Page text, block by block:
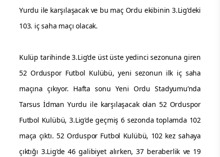
Yurdu ile karşılaşacak ve bu maç Ordu ekibinin 3.Lig’deki
103. iç saha maçı olacak.
Kulüp tarihinde 3.Lig’de üst üste yedinci sezonuna giren
52 Orduspor Futbol Kulübü, yeni sezonun ilk iç saha
maçına çıkıyor. Hafta sonu Yeni Ordu Stadyumu’nda
Tarsus İdman Yurdu ile karşılaşacak olan 52 Orduspor
Futbol Kulübü, 3.Lig’de geçmiş 6 sezonda toplamda 102
maça çıktı. 52 Orduspor Futbol Kulübü, 102 kez sahaya
çıktığı 3.Lig’de 46 galibiyet alırken, 37 beraberlik ve 19